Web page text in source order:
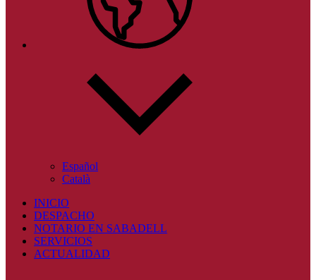
Español
Català
INICIO
DESPACHO
NOTARIO EN SABADELL
SERVICIOS
ACTUALIDAD